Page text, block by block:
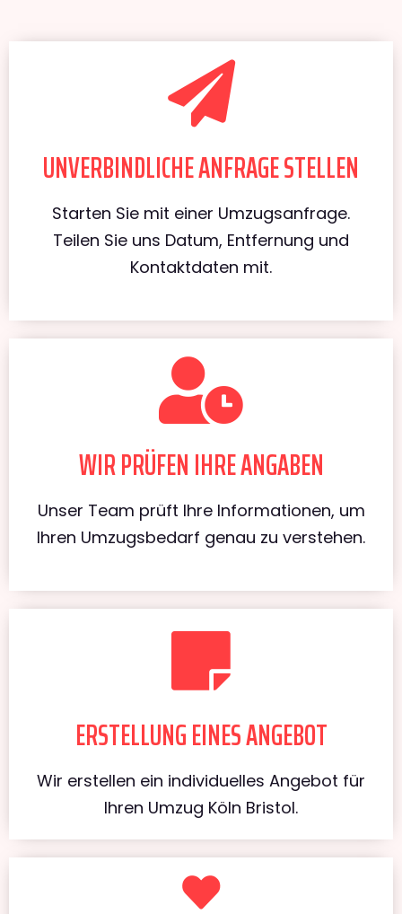
UNVERBINDLICHE ANFRAGE STELLEN
Starten Sie mit einer Umzugsanfrage.
Teilen Sie uns Datum, Entfernung und
Kontaktdaten mit.
WIR PRÜFEN IHRE ANGABEN
Unser Team prüft Ihre Informationen, um
Ihren Umzugsbedarf genau zu verstehen.
ERSTELLUNG EINES ANGEBOT
Wir erstellen ein individuelles Angebot für
Ihren Umzug Köln Bristol.